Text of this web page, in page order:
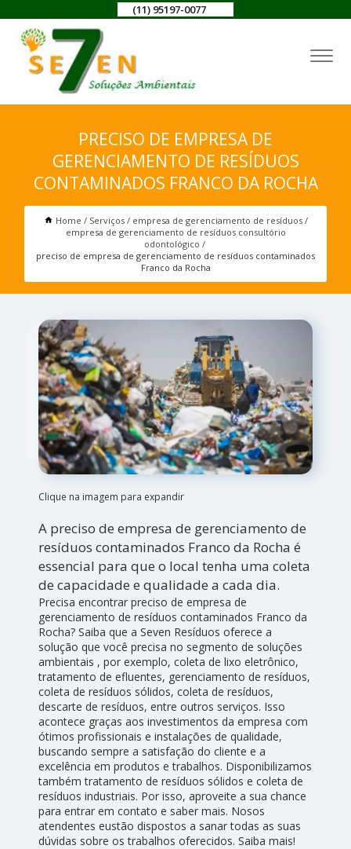
(11) 95197-0077
PRECISO DE EMPRESA DE
GERENCIAMENTO DE RESÍDUOS
CONTAMINADOS FRANCO DA ROCHA
Home Serviços
empresa de gerenciamento de resíduos
empresa de gerenciamento de resíduos consultório
odontológico
preciso de empresa de gerenciamento de resíduos contaminados
Franco da Rocha
Clique na imagem para expandir
A preciso de empresa de gerenciamento de
resíduos contaminados Franco da Rocha é
essencial para que o local tenha uma coleta
de capacidade e qualidade a cada dia.
Precisa encontrar preciso de empresa de
gerenciamento de resíduos contaminados Franco da
Rocha? Saiba que a Seven Resíduos oferece a
solução que você precisa no segmento de soluções
ambientais , por exemplo, coleta de lixo eletrônico,
tratamento de efluentes, gerenciamento de resíduos,
coleta de resíduos sólidos, coleta de resíduos,
descarte de resíduos, entre outros serviços. Isso
acontece graças aos investimentos da empresa com
ótimos profissionais e instalações de qualidade,
buscando sempre a satisfação do cliente e a
excelência em produtos e trabalhos. Disponibilizamos
também tratamento de resíduos sólidos e coleta de
resíduos industriais. Por isso, aproveite a sua chance
para entrar em contato e saber mais. Nosos
atendentes eustão dispostos a sanar todas as suas
dúvidas sobre os trabalhos oferecidos. Saiba mais!